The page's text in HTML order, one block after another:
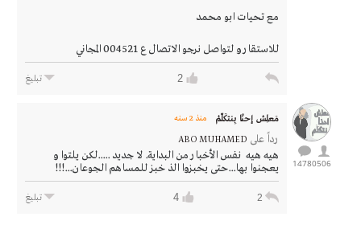
مع تحيات ابو محمد
للاستقار و لتواصل نرجو الاتصال ع 004521 المجاني
2 تبليغ
506
14780
مَعلِـش إحنْـا بِنتكَلّمْ منذ 2 سنه
رداً على ABO MUHAMED
هيه هيه نفس الأخبار من البداية. لا جديد .....لكن يلتوا و
يعجنوا بها...حتى يخبزوا الذ خبز للمساهم الجوعان...!!!
2
4 تبليغ